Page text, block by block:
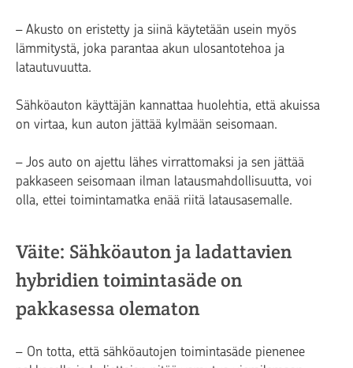
– Akusto on eristetty ja siinä käytetään usein myös
lämmitystä, joka parantaa akun ulosantotehoa ja
latautuvuutta.
Sähköauton käyttäjän kannattaa huolehtia, että akuissa
on virtaa, kun auton jättää kylmään seisomaan.
– Jos auto on ajettu lähes virrattomaksi ja sen jättää
pakkaseen seisomaan ilman latausmahdollisuutta, voi
olla, ettei toimintamatka enää riitä latausasemalle.
Väite: Sähköauton ja ladattavien
hybridien toimintasäde on
pakkasessa olematon
– On totta, että sähköautojen toimintasäde pienenee